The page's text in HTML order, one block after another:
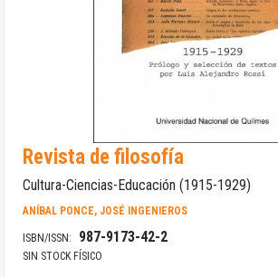
Saltar
al
comienzo
de
la
de
imágenes
Revista de filosofía
Cultura-Ciencias-Educación (1915-1929)
ANÍBAL PONCE, JOSÉ INGENIEROS
ISBN/ISSN: 987-9173-42-2
SIN STOCK FÍSICO